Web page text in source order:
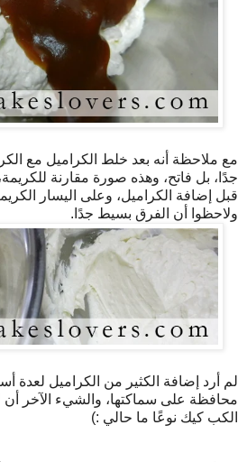
مع ملاحظة أنه بعد خلط الكراميل مع
جدًا، بل فاتح، وهذه صورة مقارنة
قبل إضافة الكراميل، وعلى اليسار
ولاحظوا أن الفرق بسيط جدًا.
لم أرد إضافة الكثير من الكراميل لعدة
محافظة على سماكتها، والشيء الآخر أن
الكب كيك نوعًا ما حالي :)